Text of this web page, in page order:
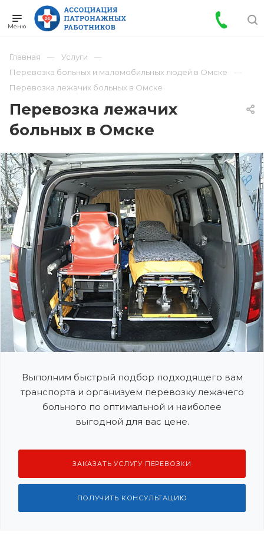
Главная
Услуги
Перевозка больных и маломобильных людей в Омске
Перевозка лежачих больных в Омске
Перевозка лежачих
больных в Омске
Выполним быстрый подбор подходящего вам
транспорта и организуем перевозку лежачего
больного по оптимальной и наиболее
выгодной для вас цене.
ЗАКАЗАТЬ УСЛУГУ ПЕРЕВОЗКИ
ПОЛУЧИТЬ КОНСУЛЬТАЦИЮ